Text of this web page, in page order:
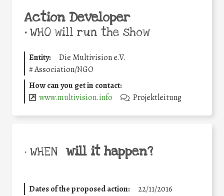
Action Developer
•WHO will run the show
Entity:
Die Multivision e.V.
#Association/NGO
How can you get in contact:
www.multivision.info
Projektleitung
• WHEN will it happen?
Dates of the proposed action: 22/11/2016